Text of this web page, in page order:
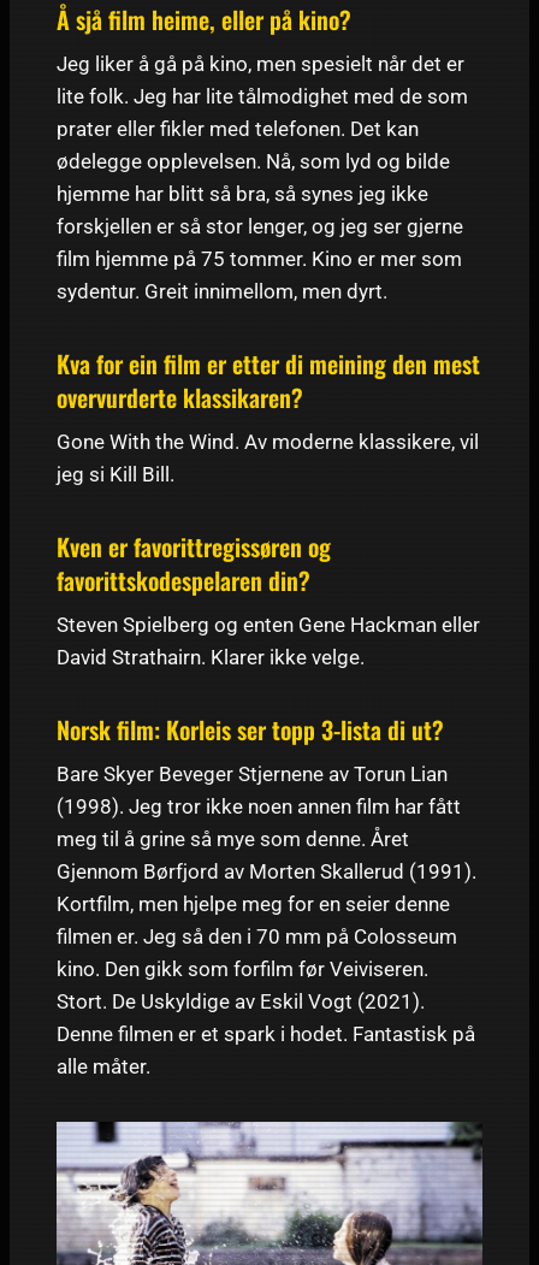
Å sjå film heime, eller på kino?
Jeg liker å gå på kino, men spesielt når det er
lite folk. Jeg har lite tålmodighet med de som
prater eller fikler med telefonen. Det kan
ødelegge opplevelsen. Nå, som lyd og bilde
hjemme har blitt så bra, så synes jeg ikke
forskjellen er så stor lenger, og jeg ser gjerne
film hjemme på 75 tommer. Kino er mer som
sydentur. Greit innimellom, men dyrt.
Kva for ein film er etter di meining den mest
overvurderte klassikaren?
Gone With the Wind. Av moderne klassikere, vil
jeg si Kill Bill.
Kven er favorittregissøren og
favorittskodespelaren din?
Steven Spielberg og enten Gene Hackman eller
David Strathairn. Klarer ikke velge.
Norsk film: Korleis ser topp 3-lista di ut?
Bare Skyer Beveger Stjernene av Torun Lian
(1998). Jeg tror ikke noen annen film har fått
meg til å grine så mye som denne. Året
Gjennom Børfjord av Morten Skallerud (1991).
Kortfilm, men hjelpe meg for en seier denne
filmen er. Jeg så den i 70 mm på Colosseum
kino. Den gikk som forfilm før Veiviseren.
Stort. De Uskyldige av Eskil Vogt (2021).
Denne filmen er et spark i hodet. Fantastisk på
alle måter.